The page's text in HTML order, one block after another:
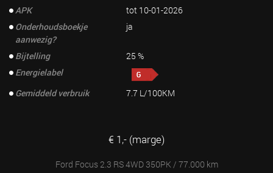
APK
tot 10-01-2026
Onderhoudsboekje
aanwezig?
ja
Bijtelling
25 %
Energielabel
Gemiddeld verbruik
7.7 L/100KM
€ 1,- (marge)
Ford Focus 2.3 RS 4WD 350PK / 77.000 km